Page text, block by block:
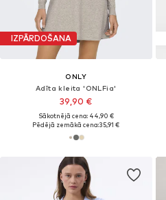
IZPĀRDOŠANA
ONLY
Adīta kleita 'ONLFia'
39,90 €
Sākotnējā cena: 44,90 €
Pēdējā zemākā cena:35,91 €